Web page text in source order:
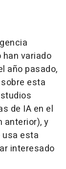
variado
año pasado,
esta
de IA en el
anterior), y
usa esta
interesado